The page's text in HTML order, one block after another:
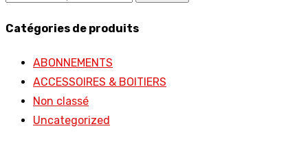
Catégories de produits
ABONNEMENTS
ACCESSOIRES & BOITIERS
Non classé
Uncategorized